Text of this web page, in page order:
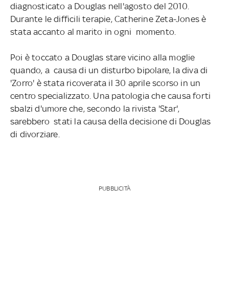
diagnosticato a Douglas nell'agosto del 2010.
Durante le difficili terapie, Catherine Zeta-Jones è
stata accanto al marito in ogni momento.
Poi è toccato a Douglas stare vicino alla moglie
quando, a causa di un disturbo bipolare, la diva di
'Zorro' è stata ricoverata il 30 aprile scorso in un
centro specializzato. Una patologia che causa forti
sbalzi d'umore che, secondo la rivista 'Star',
sarebbero stati la causa della decisione di Douglas
di divorziare.
PUBBLICITÀ